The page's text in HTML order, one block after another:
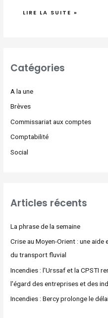
LIRE LA SUITE »
Catégories
A la une
Brèves
Commissariat aux comptes
Comptabilité
Social
Articles récents
La phrase de la semaine
Crise au Moyen-Orient : une
du transport fluvial
Incendies : l'Urssaf et la CPSTI
l'égard des entreprises et des
Incendies : Bercy prolonge le